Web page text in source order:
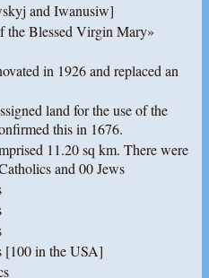
and Iwanusiw]
the Blessed Virgin Mary»
in 1926 and replaced an
land for the use of the
this in 1676.
11.20 sq km. There were
and 00 Jews
[100 in the USA]